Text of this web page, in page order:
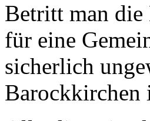
Betritt man die
für eine
sicherlich
Barockkirchen